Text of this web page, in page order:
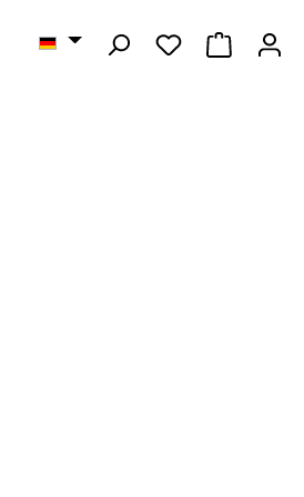
DU HAST 0